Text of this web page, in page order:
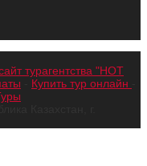
турагентства "HOT
Купить тур онлайн